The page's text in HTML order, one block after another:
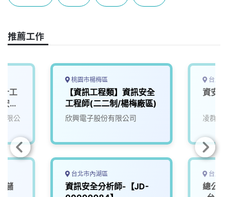
b
o
k
a
n
L
k
推薦工作
工
全
限公
儲
桃園市楊梅區
【資訊工程類】資訊安全
工程師(二二制/楊梅廠區)
欣興電子股份有限公司
台北市內湖區
資訊安全分析師-【JD-
台北
資安
凌群電
台北
總公